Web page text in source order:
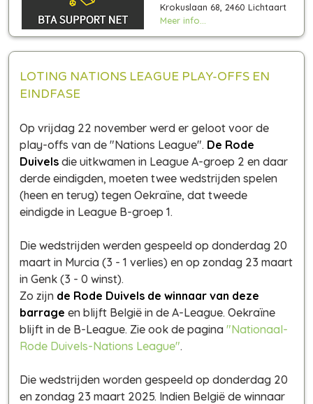
Krokuslaan 68, 2460 Lichtaart
Meer info...
LOTING NATIONS LEAGUE PLAY-OFFS EN
EINDFASE
Op vrijdag 22 november werd er geloot voor de
play-offs van de "Nations League". De Rode
Duivels die uitkwamen in League A-groep 2 en daar
derde eindigden, moeten twee wedstrijden spelen
(heen en terug) tegen Oekraïne, dat tweede
eindigde in League B-groep 1.
Die wedstrijden werden gespeeld op donderdag 20
maart in Murcia (3 - 1 verlies) en op zondag 23 maart
in Genk (3 - 0 winst).
Zo zijn de Rode Duivels de winnaar van deze
barrage en blijft België in de A-League. Oekraïne
blijft in de B-League. Zie ook de pagina "Nationaal-
Rode Duivels-Nations League".
Die wedstrijden worden gespeeld op donderdag 20
en zondag 23 maart 2025. Indien België de winnaar